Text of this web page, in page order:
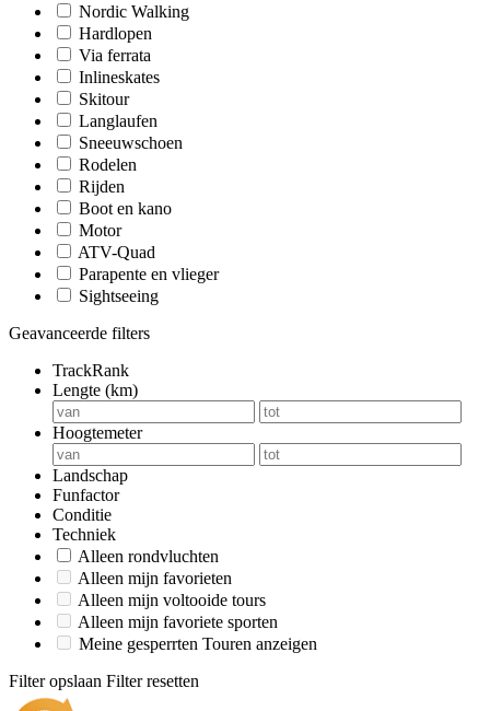
Nordic Walking
Hardlopen
Via ferrata
Inlineskates
Skitour
Langlaufen
Sneeuwschoen
Rodelen
Rijden
Boot en kano
Motor
ATV-Quad
Parapente en vlieger
Sightseeing
Geavanceerde filters
TrackRank
Lengte (km)
Hoogtemeter
Landschap
Funfactor
Conditie
Techniek
Alleen rondvluchten
Alleen mijn favorieten
Alleen mijn voltooide tours
Alleen mijn favoriete sporten
Meine gesperrten Touren anzeigen
Filter opslaan Filter resetten